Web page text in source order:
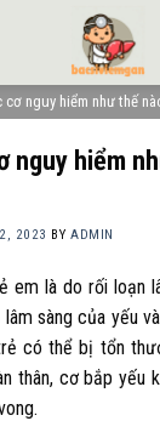
cơ nguy hiểm như thế
nguy hiểm
2023 BYADMIN
em là do rối loạn
sàng của yếu
có thể bị tổn
thân, cơ bắp yếu